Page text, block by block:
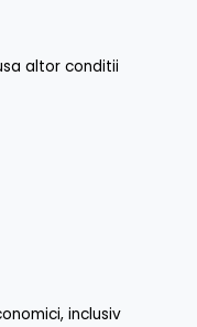
altor conditii
inclusiv